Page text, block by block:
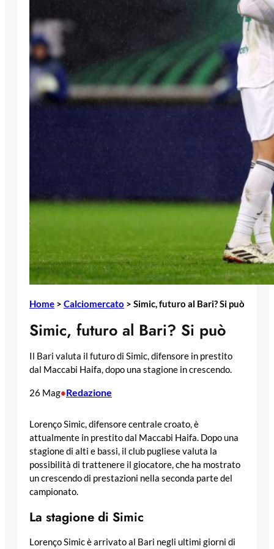
Home > Calciomercato > Simic, futuro al Bari? Si può
Simic, futuro al Bari? Si può
Il Bari valuta il futuro di Simic, difensore in prestito
dal Maccabi Haifa, dopo una stagione in crescendo.
26 Mag•Redazione
Lorenço Simic, difensore centrale croato, è
attualmente in prestito dal Maccabi Haifa. Dopo una
stagione di alti e bassi, il club pugliese valuta la
possibilità di trattenere il giocatore, che ha mostrato
un crescendo di prestazioni nella seconda parte del
campionato.
La stagione di Simic
Lorenço Simic è arrivato al Bari negli ultimi giorni di